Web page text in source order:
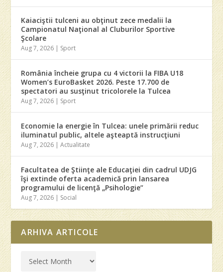
Kaiaciştii tulceni au obţinut zece medalii la
Campionatul Naţional al Cluburilor Sportive
Şcolare
Aug 7, 2026 | Sport
România încheie grupa cu 4 victorii la FIBA U18
Women’s EuroBasket 2026. Peste 17.700 de
spectatori au susţinut tricolorele la Tulcea
Aug 7, 2026 | Sport
Economie la energie în Tulcea: unele primării reduc
iluminatul public, altele aşteaptă instrucţiuni
Aug 7, 2026 |Actualitate
Facultatea de Ştiinţe ale Educaţiei din cadrul UDJG
îşi extinde oferta academică prin lansarea
programului de licenţă „Psihologie”
Aug 7, 2026 | Social
ARHIVA ARTICOLE